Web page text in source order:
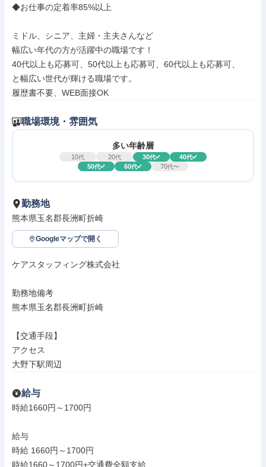
◆お仕事の定着率85%以上
ミドル、シニア、主婦・主夫さんなど
幅広い年代の方が活躍中の職場です！
40代以上も応募可、50代以上も応募可、60代以上も応募可、
と幅広い世代が輝ける職場です。
履歴書不要、WEB面接OK
職場環境・雰囲気
多い年齢層
10代 20代 30代 40代
50代 60代 70代〜
勤務地
熊本県玉名郡長洲町折崎
Googleマップで開く
ケアスタッフィング株式会社
勤務地備考
熊本県玉名郡長洲町折崎
【交通手段】
アクセス
大野下駅周辺
給与
時給1660円～1700円
給与
時給 1660円～1700円
時給1660～1700円+交通費全額支給